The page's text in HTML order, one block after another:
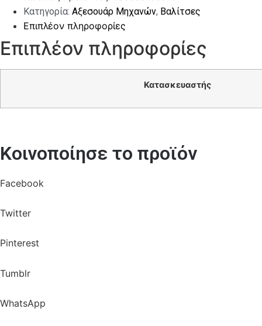
Κατηγορία: Αξεσουάρ Μηχανών, Βαλίτσες
Επιπλέον πληροφορίες
Επιπλέον πληροφορίες
Κατασκευαστής
Κοινοποίησε το προϊόν
Facebook
Twitter
Pinterest
Tumblr
WhatsApp